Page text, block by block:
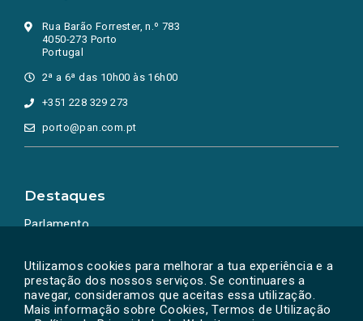
Utilizamos cookies para melhorar a tua experiência e a
prestação dos nossos serviços. Se continuares a
navegar, consideramos que aceitas essa utilização.
Mais informação sobre Cookies, Termos de Utilização
Rua Barão Forrester, n.º 783
4050-273 Porto
Portugal
2ª a 6ª das 10h00 às 16h00
+351 228 329 273
porto@pan.com.pt
Destaques
Parlamento